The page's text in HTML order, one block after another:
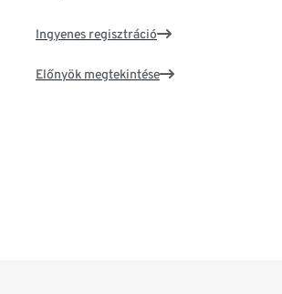
Ingyenes regisztráció
Előnyök megtekintése